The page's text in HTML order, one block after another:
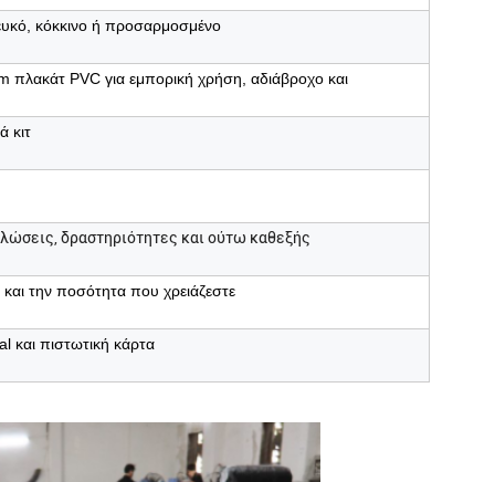
κόκκινο ή προσαρμοσμένο
πλακάτ PVC για εμπορική χρήση, αδιάβροχο και
κιτ
δραστηριότητες και ούτω καθεξής
την ποσότητα που χρειάζεστε
και πιστωτική κάρτα